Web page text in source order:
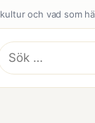
och vad som